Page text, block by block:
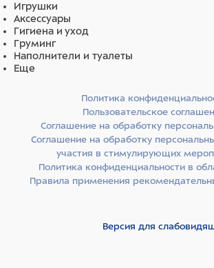
Игрушки
Аксессуары
Гигиена и уход
Груминг
Наполнители и туалеты
Еще
Политика
Пользовательское
Соглашение на обработку
Соглашение на обработку
участия в стимулирующих
Политика конфиденциальности в
Правила применения
Версия для